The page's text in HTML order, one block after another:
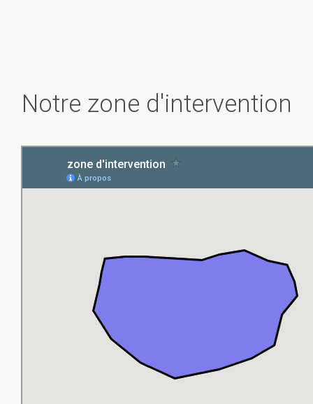
Notre zone d'intervention